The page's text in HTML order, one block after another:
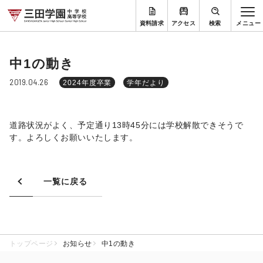
資料請求 アクセス 検索
中1の動き
2019.04.26 2024年度卒業 学年だより
道路状況がよく、予定通り13時45分には学校解散できそうで
す。よろしくお願いいたします。
一覧に戻る
トップページ お知らせ 中1の動き